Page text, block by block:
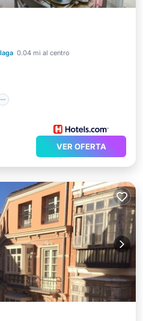
0.04 mi al centro
Cocina
VER OFERTA